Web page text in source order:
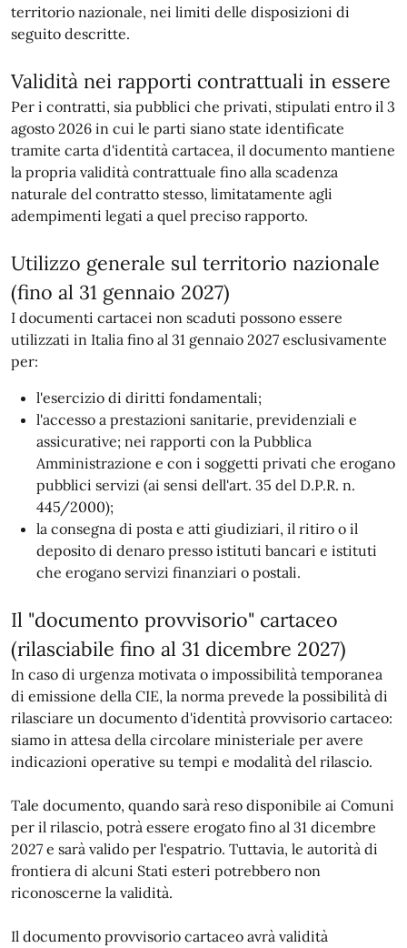
territorio nazionale, nei limiti delle disposizioni di
seguito descritte.
Validità nei rapporti contrattuali in essere
Per i contratti, sia pubblici che privati, stipulati entro il 3
agosto 2026 in cui le parti siano state identificate
tramite carta d'identità cartacea, il documento mantiene
la propria validità contrattuale fino alla scadenza
naturale del contratto stesso, limitatamente agli
adempimenti legati a quel preciso rapporto.
Utilizzo generale sul territorio nazionale
(fino al 31 gennaio 2027)
I documenti cartacei non scaduti possono essere
utilizzati in Italia fino al 31 gennaio 2027 esclusivamente
per:
l'esercizio di diritti fondamentali;
l'accesso a prestazioni sanitarie, previdenziali e
assicurative; nei rapporti con la Pubblica
Amministrazione e con i soggetti privati che erogano
pubblici servizi (ai sensi dell'art. 35 del D.P.R. n.
445/2000);
la consegna di posta e atti giudiziari, il ritiro o il
deposito di denaro presso istituti bancari e istituti
che erogano servizi finanziari o postali.
Il "documento provvisorio" cartaceo
(rilasciabile fino al 31 dicembre 2027)
In caso di urgenza motivata o impossibilità temporanea
di emissione della CIE, la norma prevede la possibilità di
rilasciare un documento d'identità provvisorio cartaceo:
siamo in attesa della circolare ministeriale per avere
indicazioni operative su tempi e modalità del rilascio.
Tale documento, quando sarà reso disponibile ai Comuni
per il rilascio, potrà essere erogato fino al 31 dicembre
2027 e sarà valido per l'espatrio. Tuttavia, le autorità di
frontiera di alcuni Stati esteri potrebbero non
riconoscerne la validità.
Il documento provvisorio cartaceo avrà validità